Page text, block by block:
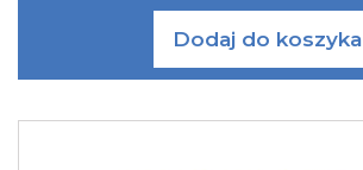
Dodaj do koszyka